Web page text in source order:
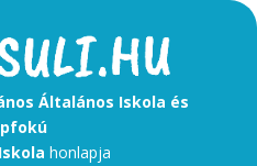
Általános Iskola és
honlapja